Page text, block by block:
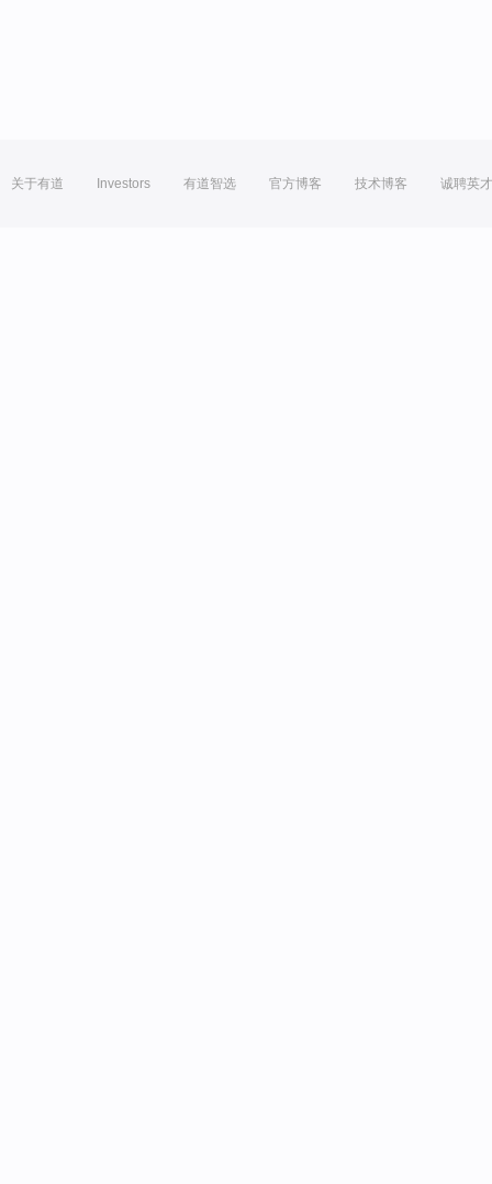
关于有道 Investors 有道智选 官方博客 技术博客 诚聘英才